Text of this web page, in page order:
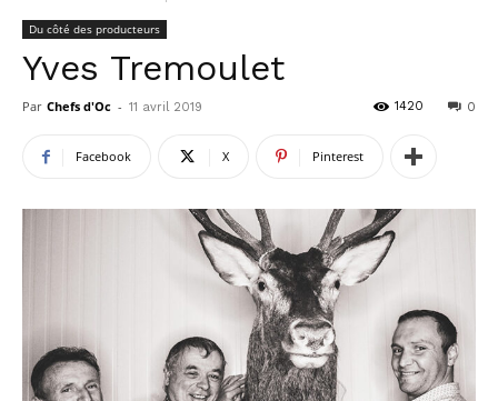
Du côté des producteurs
Yves Tremoulet
Par Chefs d'Oc - 11 avril 2019 0
1420
Facebook X Pinterest